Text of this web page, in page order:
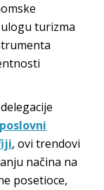
turizma
, ovi trendovi
načina na
posetioce,